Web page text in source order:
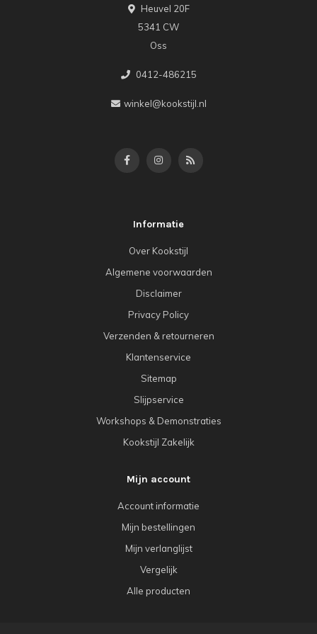
Heuvel 20F
5341 CW
Oss
0412-486215
winkel@kookstijl.nl
Informatie
Over Kookstijl
Algemene voorwaarden
Disclaimer
Privacy Policy
Verzenden & retourneren
Klantenservice
Sitemap
Slijpservice
Workshops & Demonstraties
Kookstijl Zakelijk
Mijn account
Account informatie
Mijn bestellingen
Mijn verlanglijst
Vergelijk
Alle producten